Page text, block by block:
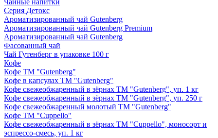
Чайные напитки
Серия Детокс
Ароматизированный чай Gutenberg
Ароматизированный чай Gutenberg Premium
Ароматизированный чай Gutenberg
Фасованный чай
Чай Гутенберг в упаковке 100 г
Кофе
Кофе ТМ "Gutenberg"
Кофе в капсулах ТМ "Gutenberg"
Кофе свежеобжаренный в зёрнах ТМ "Gutenberg", уп. 1 кг
Кофе свежеобжаренный в зёрнах ТМ "Gutenberg", уп. 250 г
Кофе свежеобжаренный молотый ТМ "Gutenberg"
Кофе ТМ "Cuppello"
Кофе свежеобжаренный в зёрнах ТМ "Cuppello", моносорт и
эспрессо-смесь, уп. 1 кг